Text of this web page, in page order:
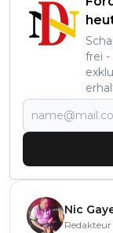
frei -
Nic
Redakteur